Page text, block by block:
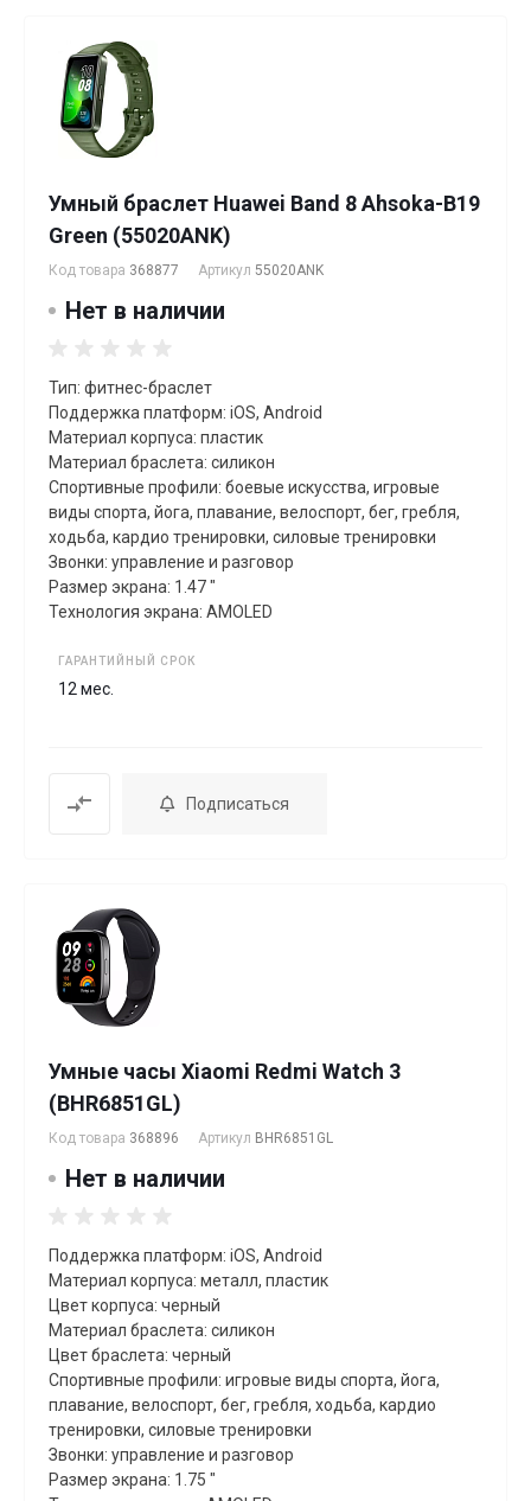
Умный браслет Huawei Band 8 Ahsoka-B19
Green (55020ANK)
Код товара 368877 Артикул 55020ANK
Нет в наличии
Тип: фитнес-браслет
Поддержка платформ: iOS, Android
Материал корпуса: пластик
Материал браслета: силикон
Спортивные профили: боевые искусства, игровые
виды спорта, йога, плавание, велоспорт, бег, гребля,
xодьба, кардио тренировки, силовые тренировки
Звонки: управление и разговор
Размер экрана: 1.47 "
Технология экрана: AMOLED
ГАРАНТИЙНЫЙ СРОК
12 мес.
Подписаться
Умные часы Xiaomi Redmi Watch 3
(BHR6851GL)
Код товара 368896 Артикул BHR6851GL
Нет в наличии
Поддержка платформ: iOS, Android
Материал корпуса: металл, пластик
Цвет корпуса: черный
Материал браслета: силикон
Цвет браслета: черный
Спортивные профили: игровые виды спорта, йога,
плавание, велоспорт, бег, гребля, xодьба, кардио
тренировки, силовые тренировки
Звонки: управление и разговор
Размер экрана: 1.75 "